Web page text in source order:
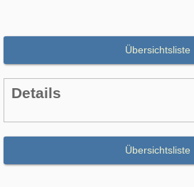
Übersichtsliste
Details
Übersichtsliste